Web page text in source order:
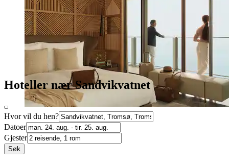
Hoteller nær Sandvikvatnet
Hvor vil du hen?
Datoer
Gjester
Søk